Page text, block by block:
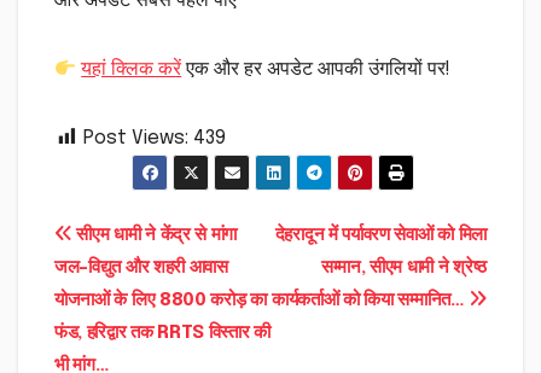
यहां क्लिक करेंएक और हर अपडेट आपकी उंगलियों पर!
Post Views: 439
Post
navigation
देहरादून में पर्यावरण सेवाओं को मिला
सम्मान, सीएम धामी ने श्रेष्ठ
कार्यकर्ताओं को किया सम्मानित…
सीएम धामी ने केंद्र से मांगा
जल-विद्युत और शहरी आवास
योजनाओं के लिए 8800 करोड़ का
फंड, हरिद्वार तक RRTS विस्तार की
भी मांग…